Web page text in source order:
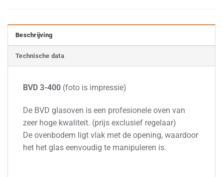
Beschrijving
Technische data
BVD 3-400 (foto is impressie)
De BVD glasoven is een profesionele oven van
zeer hoge kwaliteit. (prijs exclusief regelaar)
De ovenbodem ligt vlak met de opening, waardoor
het het glas eenvoudig te manipuleren is.